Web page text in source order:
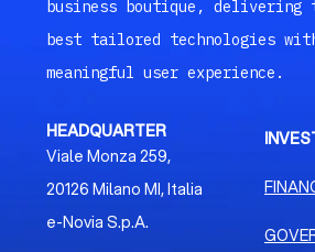
business boutique, delivering
best tailored technologies
meaningful user experience.
HEADQUARTER
Viale Monza 259,
20126 Milano MI, Italia
e-Novia S.p.A.